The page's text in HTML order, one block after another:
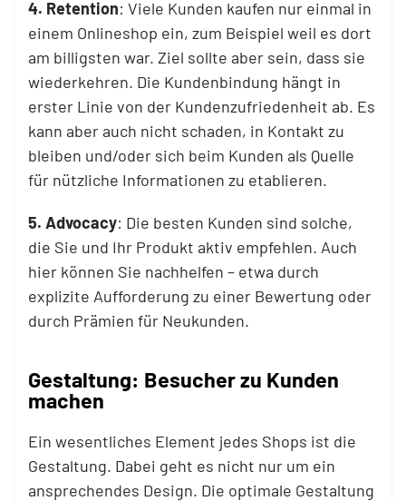
4. Retention: Viele Kunden kaufen nur einmal in
einem Onlineshop ein, zum Beispiel weil es dort
am billigsten war. Ziel sollte aber sein, dass sie
wiederkehren. Die Kundenbindung hängt in
erster Linie von der Kundenzufriedenheit ab. Es
kann aber auch nicht schaden, in Kontakt zu
bleiben und/oder sich beim Kunden als Quelle
für nützliche Informationen zu etablieren.
5. Advocacy: Die besten Kunden sind solche,
die Sie und Ihr Produkt aktiv empfehlen. Auch
hier können Sie nachhelfen – etwa durch
explizite Aufforderung zu einer Bewertung oder
durch Prämien für Neukunden.
Gestaltung: Besucher zu Kunden
machen
Ein wesentliches Element jedes Shops ist die
Gestaltung. Dabei geht es nicht nur um ein
ansprechendes Design. Die optimale Gestaltung